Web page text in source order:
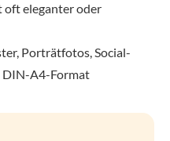
eleganter oder
Porträtfotos, Social-
DIN-A4-Format